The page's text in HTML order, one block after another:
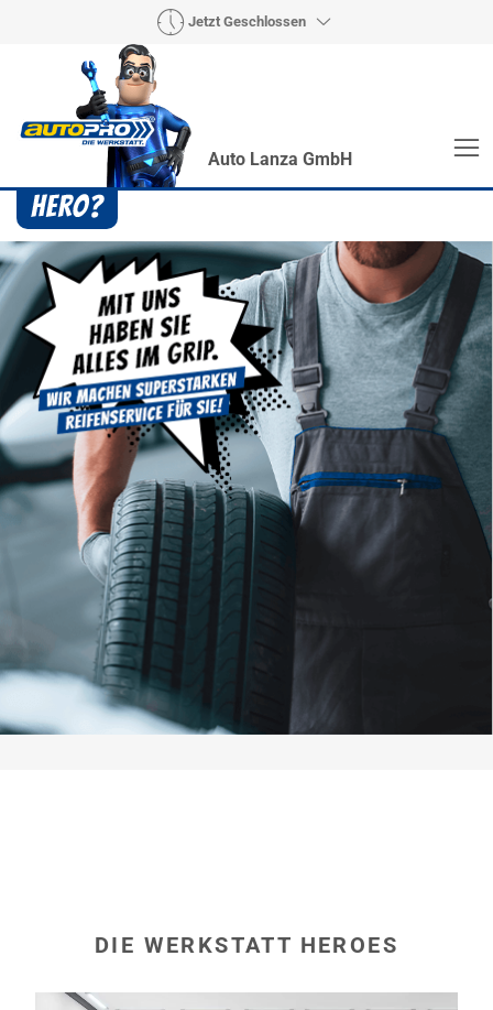
Jetzt Geschlossen
Auto Lanza GmbH
Heroes? Findet man bei uns!
Wie auch wir bringen Handmaker Herby, Rollin‘
Robby und Engineering Esy mit ihrer Superpower
jeden Wagen wieder auf die Bahn.
hier
DIE WERKSTATT HEROES